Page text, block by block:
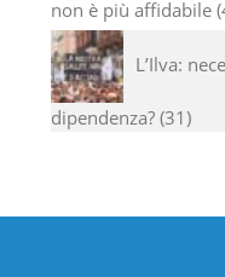
non è più affidabile
L’Ilva:
dipendenza? 31